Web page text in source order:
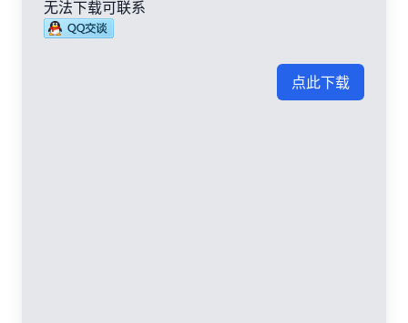
无法下载可联系
点此下载